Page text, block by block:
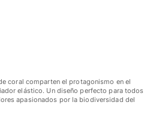
coral comparten el protagonismo en el
elástico. Un diseño perfecto para todos
apasionados por la biodiversidad del